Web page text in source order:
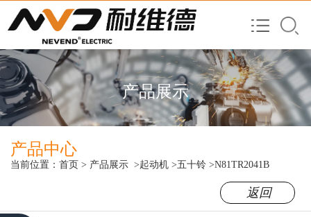
产品展示
产品中心
当前位置： 首页 > 产品展示 >起动机 >五十铃 >N81TR2041B
返回